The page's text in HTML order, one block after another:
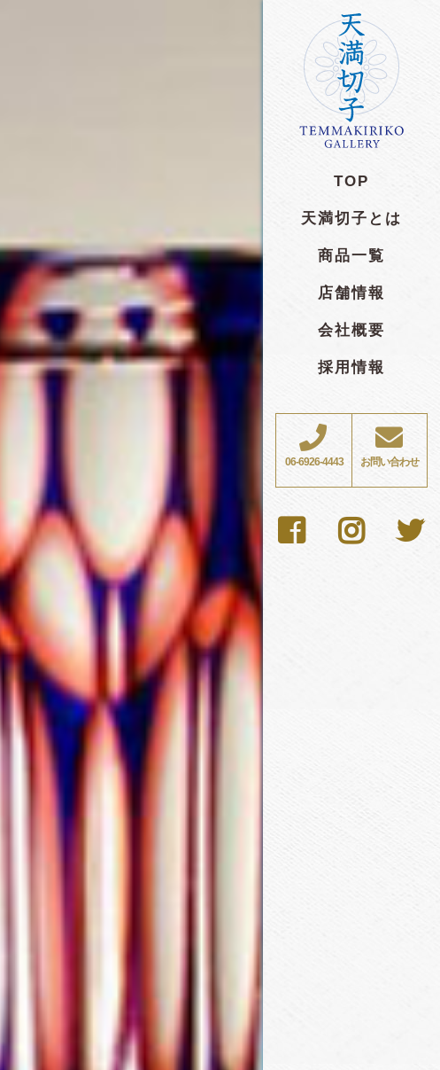
TOP
天満切子とは
商品一覧
店舗情報
会社概要
採用情報
06-6926-4443 お問い合わせ